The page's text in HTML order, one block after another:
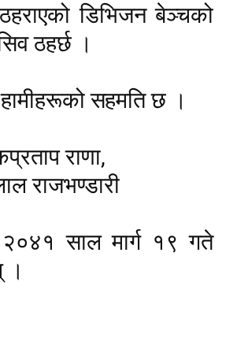
डिभिजन बेञ्चको
ठहर्छ ।
सहमति छ ।
राणा,
राजभण्डारी
साल मार्ग १९ गते
।